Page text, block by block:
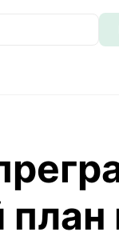
план на пути к